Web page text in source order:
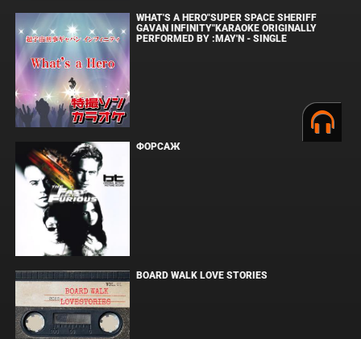
WHAT'S A HERO"SUPER SPACE SHERIFF
GAVAN INFINITY"KARAOKE ORIGINALLY
PERFORMED BY :MAY'N - SINGLE
ФОРСАЖ
BOARD WALK LOVE STORIES